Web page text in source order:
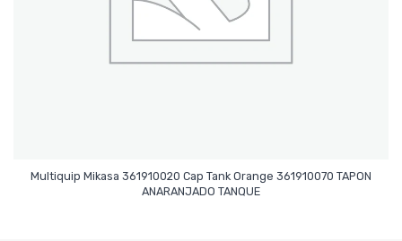
Multiquip Mikasa 361910020 Cap Tank Orange 361910070 TAPON
ANARANJADO TANQUE
Leer Más